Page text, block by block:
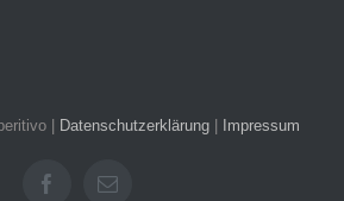
| Datenschutzerklärung Impressum
Facebook
E-